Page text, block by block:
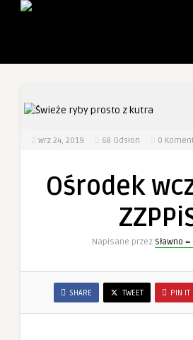
wrz 24, 2019 68 Odsłon 0
Ośrodek
Napisane przez Sławno
SHARE TWEET PIN IT